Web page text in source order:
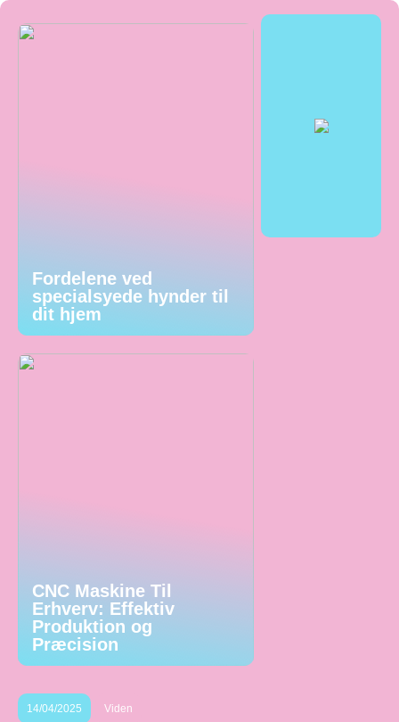
Fordelene ved
specialsyede hynder til
dit hjem
CNC Maskine Til
Erhverv: Effektiv
Produktion og
Præcision
14/04/2025 Viden